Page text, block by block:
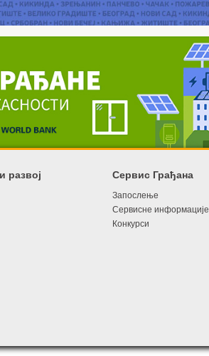
развој Сервис Грађана
Запослење
Сервисне информације
Конкурси